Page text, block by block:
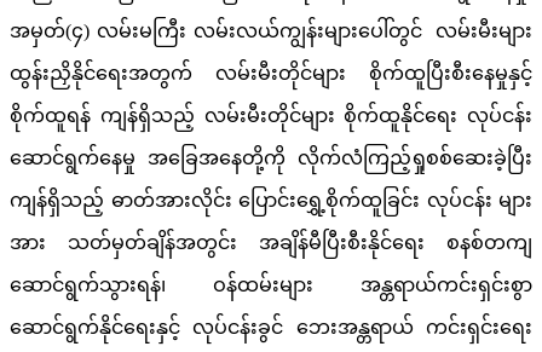
အမှတ်(၄) လမ်းမကြီး လမ်းလယ်ကျွန်းများပေါ်တွင် လမ်းမီးများ
ထွန်းညှိနိုင်ရေးအတွက် လမ်းမီးတိုင်များ စိုက်ထူပြီးစီးနေမှုနှင့်
စိုက်ထူရန် ကျန်ရှိသည့် လမ်းမီးတိုင်များ စိုက်ထူနိုင်ရေး လုပ်ငန်း
ဆောင်ရွက်နေမှု အခြေအနေတို့ကို လိုက်လံကြည့်ရှုစစ်ဆေးခဲ့ပြီး
ကျန်ရှိသည့် ဓာတ်အားလိုင်း ပြောင်းရွှေ့စိုက်ထူခြင်း လုပ်ငန်း များ
အား သတ်မှတ်ချိန်အတွင်း အချိန်မီပြီးစီးနိုင်ရေး စနစ်တကျ
ဆောင်ရွက်သွားရန်၊ ဝန်ထမ်းများ အန္တရာယ်ကင်းရှင်းစွာ
ဆောင်ရွက်နိုင်ရေးနှင့် လုပ်ငန်းခွင် ဘေးအန္တရာယ် ကင်းရှင်းရေး